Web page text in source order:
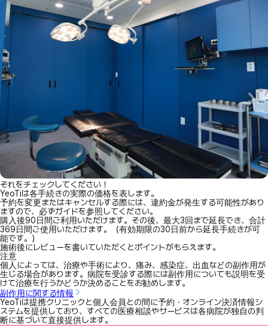
それをチェックしてください！
YeoTiは各手続きの実際の価格を表します。
予約を変更またはキャンセルする際には、違約金が発生する可能性があり
ますので、必ずガイドを参照してください。
購入後90日間ご利用いただけます。その後、最大3回まで延長でき、合計
369日間ご使用いただけます。（有効期限の30日前から延長手続きが可
能です。）
施術後にレビューを書いていただくとポイントがもらえます。
注意
個人によっては、治療や手術により、痛み、感染症、出血などの副作用が
生じる場合があります。病院を受診する際には副作用についても説明を受
けて治療を行うかどうか決めることをお勧めします。
副作用に関する情報
YeoTiは提携クリニックと個人会員との間に予約・オンライン決済情報シ
ステムを提供しており、すべての医療相談やサービスは各病院が独自の判
断に基づいて直接提供します。